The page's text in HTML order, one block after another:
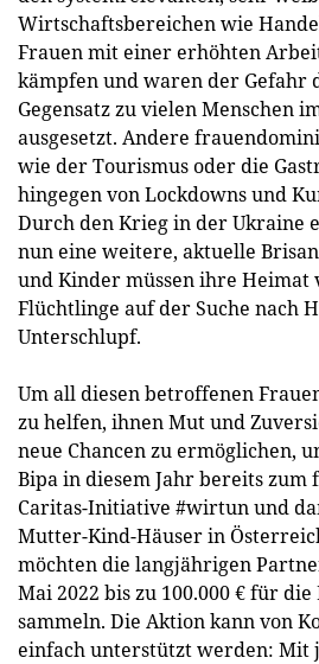
Wirtschaftsbereichen wie
Frauen mit einer erhöhten
kämpfen und waren der Gefahr
Gegensatz zu vielen Menschen
ausgesetzt. Andere
wie der Tourismus oder die
hingegen von Lockdowns und
Durch den Krieg in der Ukraine
nun eine weitere, aktuelle
und Kinder müssen ihre Heimat
Flüchtlinge auf der Suche nach
Unterschlupf.
Um all diesen betroffenen
zu helfen, ihnen Mut und
neue Chancen zu ermöglichen,
Bipa in diesem Jahr bereits zum
Caritas-Initiative #wirtun und
Mutter-Kind-Häuser in
möchten die langjährigen
Mai 2022 bis zu 100.000 € für
sammeln. Die Aktion kann von
einfach unterstützt werden: Mit